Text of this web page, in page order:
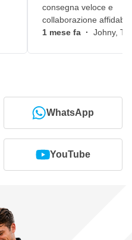
consegna veloce e
collaborazione
1 mese fa · Johny,
WhatsApp
YouTube